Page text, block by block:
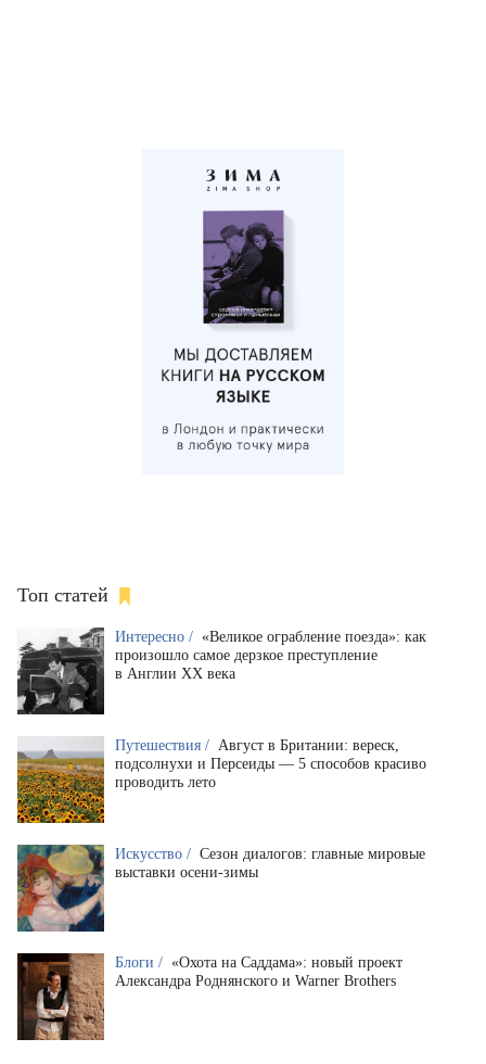
Топ статей
Интересно / «Великое ограбление поезда»: как
произошло самое дерзкое преступление
в Англии XX века
Путешествия / Август в Британии: вереск,
подсолнухи и Персеиды — 5 способов красиво
проводить лето
Искусство / Сезон диалогов: главные мировые
выставки осени-зимы
Блоги / «Охота на Саддама»: новый проект
Александра Роднянского и Warner Brothers